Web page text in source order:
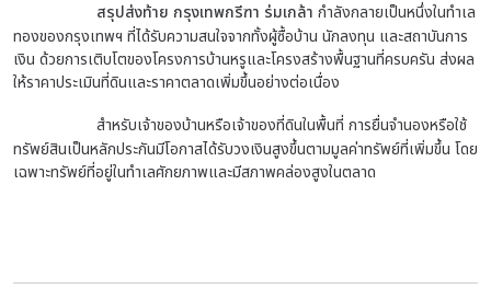
สรุปส่งท้าย กรุงเทพกรีฑา ร่มเกล้า กำลังกลายเป็นหนึ่งในทำเล
ทองของกรุงเทพฯ ที่ได้รับความสนใจจากทั้งผู้ซื้อบ้าน นักลงทุน และสถาบันการ
เงิน ด้วยการเติบโตของโครงการบ้านหรูและโครงสร้างพื้นฐานที่ครบครัน ส่งผล
ให้ราคาประเมินที่ดินและราคาตลาดเพิ่มขึ้นอย่างต่อเนื่อง
สำหรับเจ้าของบ้านหรือเจ้าของที่ดินในพื้นที่ การยื่นจำนองหรือใช้
ทรัพย์สินเป็นหลักประกันมีโอกาสได้รับวงเงินสูงขึ้นตามมูลค่าทรัพย์ที่เพิ่มขึ้น โดย
เฉพาะทรัพย์ที่อยู่ในทำเลศักยภาพและมีสภาพคล่องสูงในตลาด